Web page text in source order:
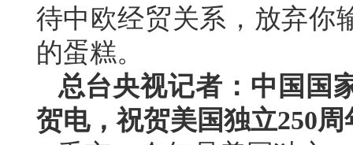
待中欧经贸关系，放弃你
的蛋糕。
总台央视记者：中国国
贺电，祝贺美国独立250周